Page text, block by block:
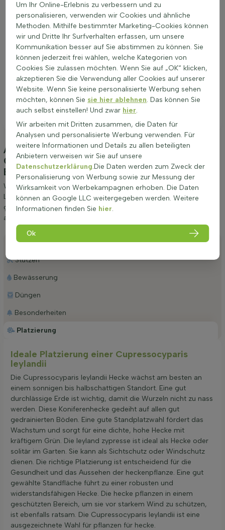
Anpflanzung und Pflege Leyland Zypresse
Cupressocyparis Leylandii 150-175 cm -
Ballen(Leyland Zypresse)
Wir möchten Ihnen einige Tipps zur Anpflanzung und Pflege von
Leyland Zypresse Cupressocyparis Leylandii 150-175 cm - Ballen
geben. Wenn Sie diese Tipps befolgen, werden Sie lange Freude
an Leyland Zypresse haben.
Platzierung
Anpflanzen
Stutzen
Bewässerung
Düngen
Besonderheiten
Ideale Platzierung einer Cupressocyparis
leylandii
Die Cupressocyparis leylandii Hecke wächst am besten an
einem sonnigen bis halbschattigen Standort. Eine gut
durchlässige Erde ist wichtig, damit die Wurzeln nicht zu nass
werden. Diese Koniferenhecke gedeiht auf allen gut
gedrainierten Böden. Eine gute Standplatzwahl fördert das
Wachstum und sorgt für eine dichte, hohe Hecke mit
kräftigem Grün. Die leyland zypresse ist ideal als Hecke oder
solitär im Garten. Sie kann als Sichtschutz oder Windschutz
dienen. Die richtige Platzierung ist entscheidend für die
Gesundheit und das Aussehen der heckenpflanze. Eine gut
gewählte Standfläche führt zu einer robusten und
widerstandsfähigen Hecke. Die hecke pflanzen in einem
geschützten Bereich, um sie vor starkem Wind zu schützen,
ist ebenfalls ratsam. Die Cupressocyparis leylandii ist eine
ausgezeichnete Wahl für pflanzen für hecke.
Um Ihr Online-Erlebnis zu verbessern und zu
personalisieren, verwenden wir Cookies und ähnliche
Methoden. Mithilfe bestimmter Marketing-Cookies können
wir und Dritte Ihr Surfverhalten erfassen, um unsere
Kommunikation besser auf Sie abstimmen zu können. Sie
können jederzeit frei wählen, welche Kategorien von
Cookies Sie zulassen möchten. Wenn Sie auf „OK“ klicken,
akzeptieren Sie die Verwendung aller Cookies auf unserer
Website. Wenn Sie keine personalisierte Werbung sehen
möchten, können Sie sie hier ablehnen. Das können Sie
auch selbst einstellen! Und zwar hier.
Wir arbeiten mit Dritten zusammen, die Daten für
Analysen und personalisierte Werbung verwenden. Für
weitere Informationen und Details zu allen beteiligten
Anbietern verweisen wir Sie auf unsere
Datenschutzerklärung.Die Daten werden zum Zweck der
Personalisierung von Werbung sowie zur Messung der
Wirksamkeit von Werbekampagnen erhoben. Die Daten
können an Google LLC weitergegeben werden. Weitere
Informationen finden Sie hier.
Ok